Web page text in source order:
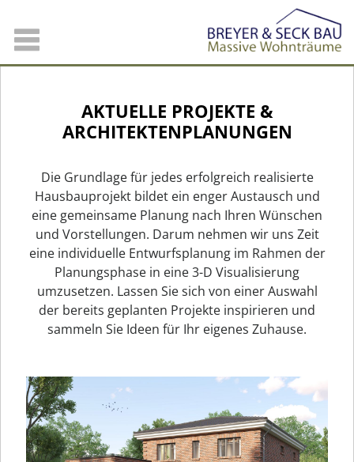
AKTUELLE PROJEKTE &
ARCHITEKTENPLANUNGEN
Die Grundlage für jedes erfolgreich realisierte
Hausbauprojekt bildet ein enger Austausch und
eine gemeinsame Planung nach Ihren Wünschen
und Vorstellungen. Darum nehmen wir uns Zeit
eine individuelle Entwurfsplanung im Rahmen der
Planungsphase in eine 3-D Visualisierung
umzusetzen. Lassen Sie sich von einer Auswahl
der bereits geplanten Projekte inspirieren und
sammeln Sie Ideen für Ihr eigenes Zuhause.